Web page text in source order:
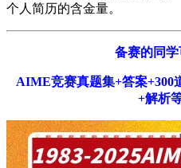
个人简历的含金量。
备赛的同
AIME竞赛真题集+答案+300
+解析